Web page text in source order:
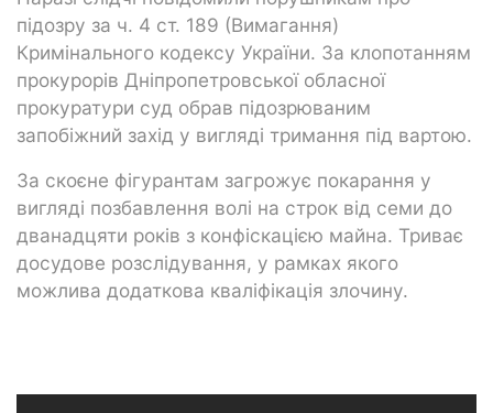
підозру за ч. 4 ст. 189 (Вимагання)
Кримінального кодексу України. За клопотанням
прокурорів Дніпропетровської обласної
прокуратури суд обрав підозрюваним
запобіжний захід у вигляді тримання під вартою.
За скоєне фігурантам загрожує покарання у
вигляді позбавлення волі на строк від семи до
дванадцяти років з конфіскацією майна. Триває
досудове розслідування, у рамках якого
можлива додаткова кваліфікація злочину.